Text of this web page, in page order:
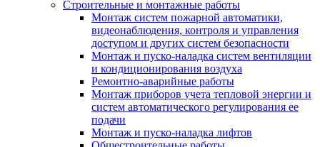
Строительные и монтажные работы
Монтаж систем пожарной автоматики,
видеонаблюдения, контроля и управления
доступом и других систем безопасности
Монтаж и пуско-наладка систем вентиляции
и кондиционирования воздуха
Ремонтно-аварийные работы
Монтаж приборов учета тепловой энергии и
систем автоматического регулирования ее
подачи
Монтаж и пуско-наладка лифтов